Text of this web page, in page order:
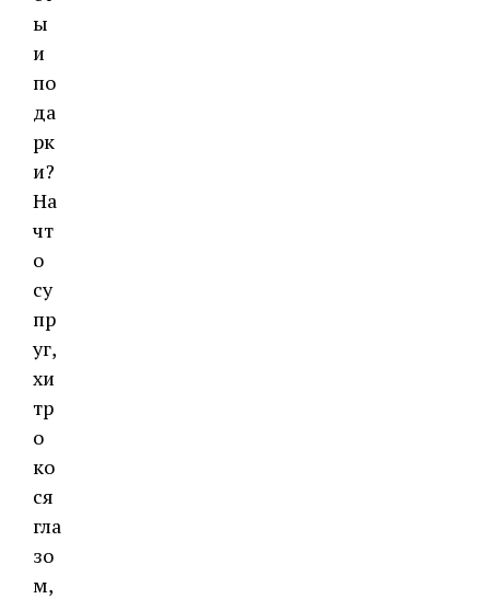
ы
и
по
да
рк
и?
На
чт
о
су
пр
уг,
хи
тр
о
ко
ся
гла
зо
м,